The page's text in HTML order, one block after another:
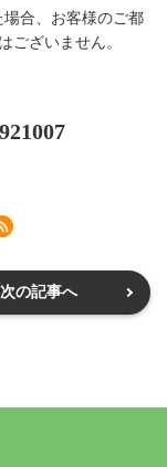
合、お客様のご都
ございません。
次の記事へ